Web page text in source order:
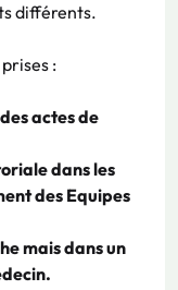
différents.
:
actes de
dans les
des Equipes
mais dans un